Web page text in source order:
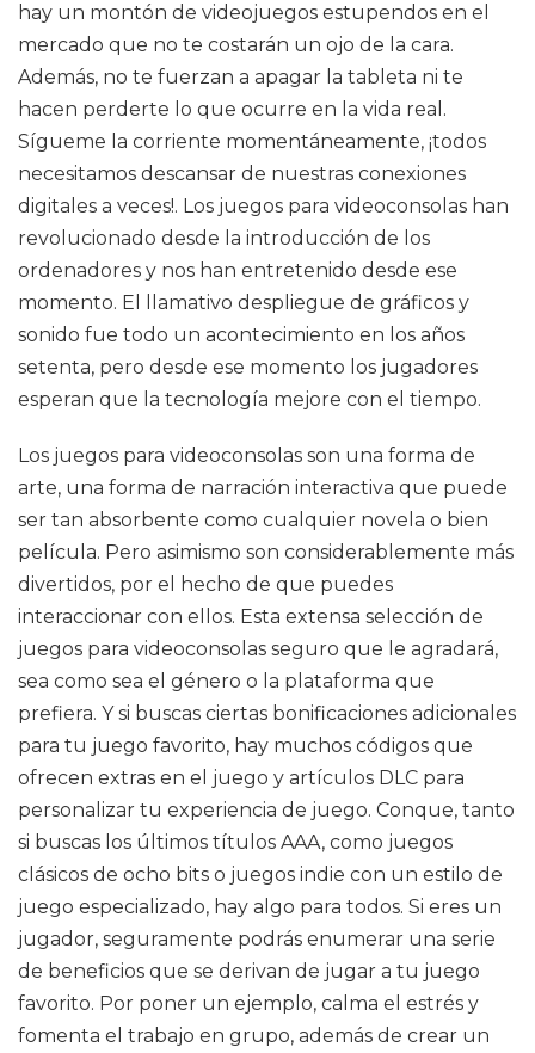
hay un montón de videojuegos estupendos en el
mercado que no te costarán un ojo de la cara.
Además, no te fuerzan a apagar la tableta ni te
hacen perderte lo que ocurre en la vida real.
Sígueme la corriente momentáneamente, ¡todos
necesitamos descansar de nuestras conexiones
digitales a veces!. Los juegos para videoconsolas han
revolucionado desde la introducción de los
ordenadores y nos han entretenido desde ese
momento. El llamativo despliegue de gráficos y
sonido fue todo un acontecimiento en los años
setenta, pero desde ese momento los jugadores
esperan que la tecnología mejore con el tiempo.
Los juegos para videoconsolas son una forma de
arte, una forma de narración interactiva que puede
ser tan absorbente como cualquier novela o bien
película. Pero asimismo son considerablemente más
divertidos, por el hecho de que puedes
interaccionar con ellos. Esta extensa selección de
juegos para videoconsolas seguro que le agradará,
sea como sea el género o la plataforma que
prefiera. Y si buscas ciertas bonificaciones adicionales
para tu juego favorito, hay muchos códigos que
ofrecen extras en el juego y artículos DLC para
personalizar tu experiencia de juego. Conque, tanto
si buscas los últimos títulos AAA, como juegos
clásicos de ocho bits o juegos indie con un estilo de
juego especializado, hay algo para todos. Si eres un
jugador, seguramente podrás enumerar una serie
de beneficios que se derivan de jugar a tu juego
favorito. Por poner un ejemplo, calma el estrés y
fomenta el trabajo en grupo, además de crear un